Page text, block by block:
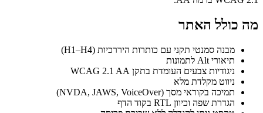
מה כולל האתר
מבנה סמנטי תקני עם כותרות היררכיות (H1–H4)
תיאורי Alt לתמונות
ניגודיות צבעים העומדת בתקן WCAG 2.1 AA
ניווט מקלדת מלא
תמיכה בקוראי מסך (NVDA, JAWS, VoiceOver)
הגדרת שפה וכיוון RTL בקוד הדף